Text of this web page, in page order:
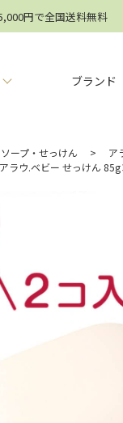
円で全国送料無料
ブランド
ープ・せっけん >
ア
アラウ.ベビー せっけん